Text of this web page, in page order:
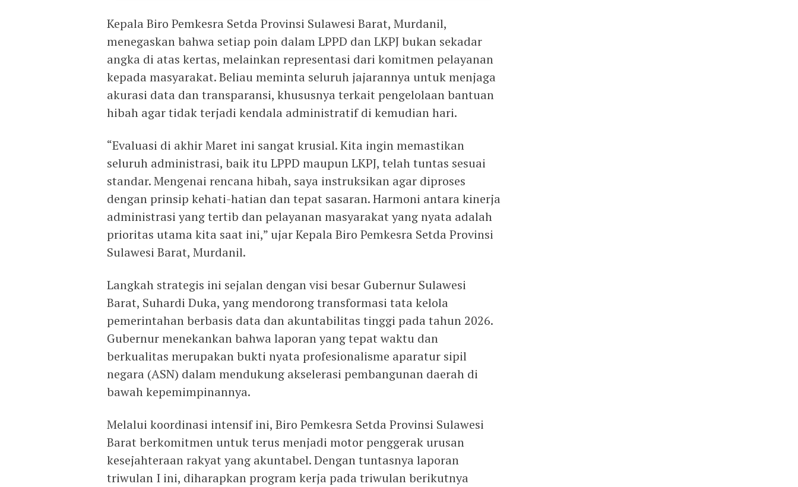
Kepala Biro Pemkesra Setda Provinsi Sulawesi Barat, Murdanil,
menegaskan bahwa setiap poin dalam LPPD dan LKPJ bukan sekadar
angka di atas kertas, melainkan representasi dari komitmen pelayanan
kepada masyarakat. Beliau meminta seluruh jajarannya untuk menjaga
akurasi data dan transparansi, khususnya terkait pengelolaan bantuan
hibah agar tidak terjadi kendala administratif di kemudian hari.
“Evaluasi di akhir Maret ini sangat krusial. Kita ingin memastikan
seluruh administrasi, baik itu LPPD maupun LKPJ, telah tuntas sesuai
standar. Mengenai rencana hibah, saya instruksikan agar diproses
dengan prinsip kehati-hatian dan tepat sasaran. Harmoni antara kinerja
administrasi yang tertib dan pelayanan masyarakat yang nyata adalah
prioritas utama kita saat ini,” ujar Kepala Biro Pemkesra Setda Provinsi
Sulawesi Barat, Murdanil.
Langkah strategis ini sejalan dengan visi besar Gubernur Sulawesi
Barat, Suhardi Duka, yang mendorong transformasi tata kelola
pemerintahan berbasis data dan akuntabilitas tinggi pada tahun 2026.
Gubernur menekankan bahwa laporan yang tepat waktu dan
berkualitas merupakan bukti nyata profesionalisme aparatur sipil
negara (ASN) dalam mendukung akselerasi pembangunan daerah di
bawah kepemimpinannya.
Melalui koordinasi intensif ini, Biro Pemkesra Setda Provinsi Sulawesi
Barat berkomitmen untuk terus menjadi motor penggerak urusan
kesejahteraan rakyat yang akuntabel. Dengan tuntasnya laporan
triwulan I ini, diharapkan program kerja pada triwulan berikutnya